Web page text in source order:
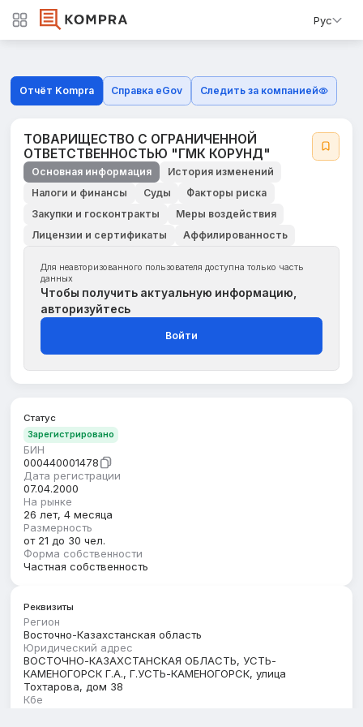
Рус
Отчёт Kompra Справка eGov Следить за компанией
ТОВАРИЩЕСТВО С ОГРАНИЧЕННОЙ
ОТВЕТСТВЕННОСТЬЮ "ГМК КОРУНД"
Основная информация
История изменений
Налоги и финансы
Суды
Факторы риска
Закупки и госконтракты
Меры воздействия
Лицензии и сертификаты
Аффилированность
Для неавторизованного пользователя доступна только часть
данных
Чтобы получить актуальную информацию,
авторизуйтесь
Войти
Статус
Зарегистрировано
БИН
000440001478
Дата регистрации
07.04.2000
На рынке
26 лет, 4 месяца
Размерность
от 21 до 30 чел.
Форма собственности
Частная собственность
Реквизиты
Регион
Восточно-Казахстанская область
Юридический адрес
ВОСТОЧНО-КАЗАХСТАНСКАЯ ОБЛАСТЬ, УСТЬ-
КАМЕНОГОРСК Г.А., Г.УСТЬ-КАМЕНОГОРСК, улица
Тохтарова, дом 38
Кбе